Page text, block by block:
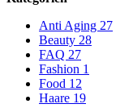
Anti Aging 27
Beauty 28
FAQ 27
Fashion 1
Food 12
Haare 19